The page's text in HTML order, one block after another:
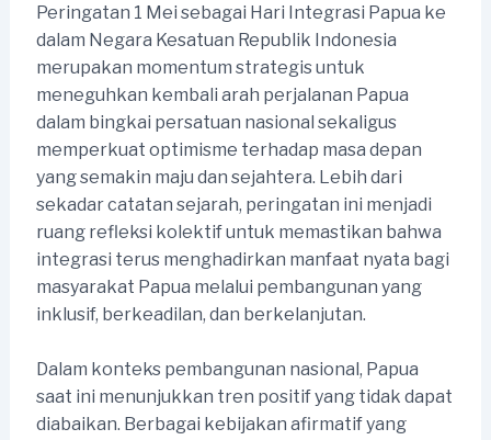
Peringatan 1 Mei sebagai Hari Integrasi Papua ke
dalam Negara Kesatuan Republik Indonesia
merupakan momentum strategis untuk
meneguhkan kembali arah perjalanan Papua
dalam bingkai persatuan nasional sekaligus
memperkuat optimisme terhadap masa depan
yang semakin maju dan sejahtera. Lebih dari
sekadar catatan sejarah, peringatan ini menjadi
ruang refleksi kolektif untuk memastikan bahwa
integrasi terus menghadirkan manfaat nyata bagi
masyarakat Papua melalui pembangunan yang
inklusif, berkeadilan, dan berkelanjutan.
Dalam konteks pembangunan nasional, Papua
saat ini menunjukkan tren positif yang tidak dapat
diabaikan. Berbagai kebijakan afirmatif yang